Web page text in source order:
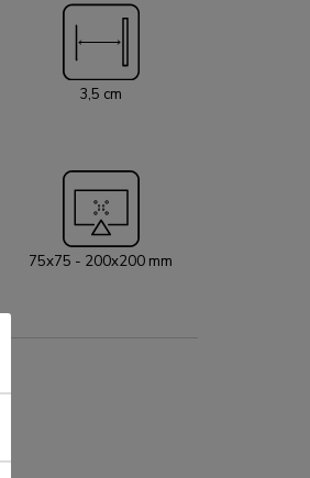
je de tv in een
en solide manier kunt
touwtjes eenvoudig
installatie van
3,5 cm
75x75 - 200x200 mm